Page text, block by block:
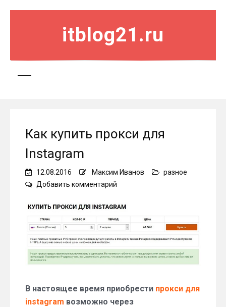
itblog21.ru
Как купить прокси для
Instagram
12.08.2016 Максим Иванов
разное
Добавить комментарий
купить
для
В настоящее время приобрести прокси для
instagram возможно через